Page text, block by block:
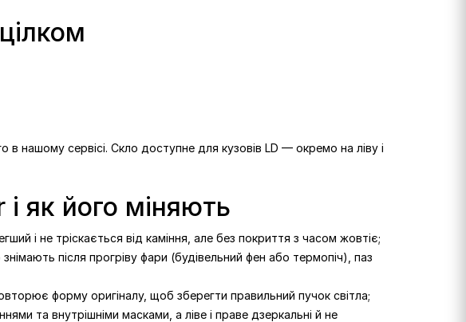
нашому сервісі. Скло доступне для кузовів LD — окремо на ліву і
як його міняють
і не тріскається від каміння, але без покриття з часом жовтіє;
після прогріву фари (будівельний фен або термопіч), паз
форму оригіналу, щоб зберегти правильний пучок світла;
та внутрішніми масками, а ліве і праве дзеркальні й не